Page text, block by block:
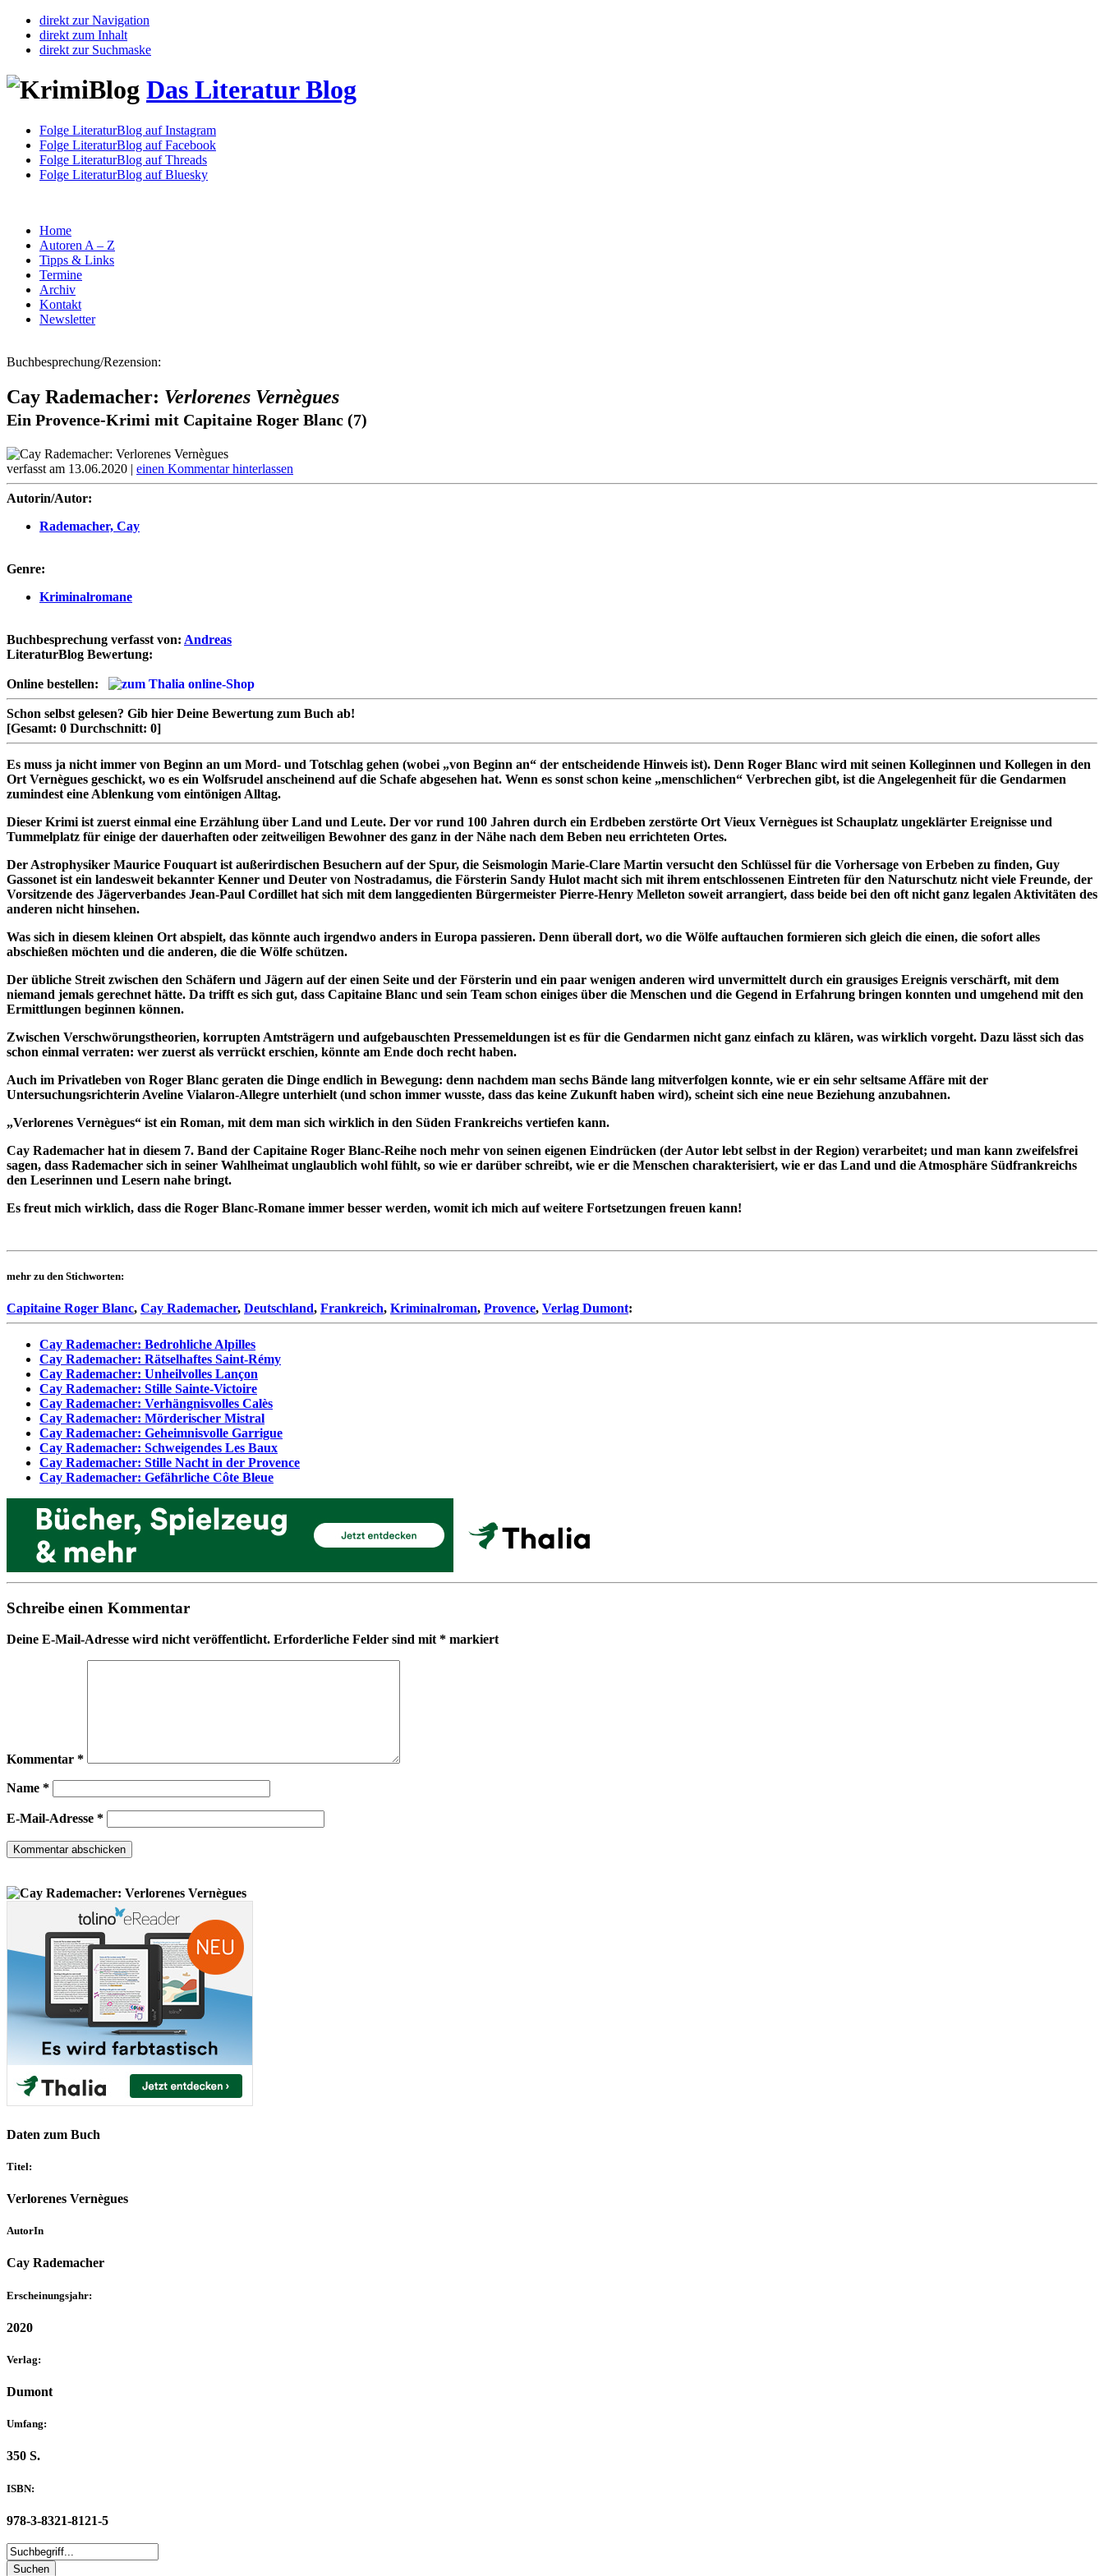
direkt zur Navigation
direkt zum Inhalt
direkt zur Suchmaske
Das Literatur Blog
Folge LiteraturBlog auf Instagram
Folge LiteraturBlog auf Facebook
Folge LiteraturBlog auf Threads
Folge LiteraturBlog auf Bluesky
Home
Autoren A – Z
Tipps & Links
Termine
Archiv
Kontakt
Newsletter
Buchbesprechung/Rezension:
Cay Rademacher: Verlorenes Vernègues
Ein Provence-Krimi mit Capitaine Roger Blanc (7)
verfasst am 13.06.2020 | einen Kommentar hinterlassen
Autorin/Autor:
Rademacher, Cay
Genre:
Kriminalromane
Buchbesprechung verfasst von: Andreas
LiteraturBlog Bewertung:
Online bestellen:
Schon selbst gelesen? Gib hier Deine Bewertung zum Buch ab!
[Gesamt: 0 Durchschnitt: 0]
Es muss ja nicht immer von Beginn an um Mord- und Totschlag gehen (wobei „von Beginn an“ der entscheidende Hinweis ist). Denn Roger Blanc wird mit seinen Kolleginnen und Kollegen in den
Ort Vernègues geschickt, wo es ein Wolfsrudel anscheinend auf die Schafe abgesehen hat. Wenn es sonst schon keine „menschlichen“ Verbrechen gibt, ist die Angelegenheit für die Gendarmen
zumindest eine Ablenkung vom eintönigen Alltag.
Dieser Krimi ist zuerst einmal eine Erzählung über Land und Leute. Der vor rund 100 Jahren durch ein Erdbeben zerstörte Ort Vieux Vernègues ist Schauplatz ungeklärter Ereignisse und
Tummelplatz für einige der dauerhaften oder zeitweiligen Bewohner des ganz in der Nähe nach dem Beben neu errichteten Ortes.
Der Astrophysiker Maurice Fouquart ist außerirdischen Besuchern auf der Spur, die Seismologin Marie-Clare Martin versucht den Schlüssel für die Vorhersage von Erbeben zu finden, Guy
Gassonet ist ein landesweit bekannter Kenner und Deuter von Nostradamus, die Försterin Sandy Hulot macht sich mit ihrem entschlossenen Eintreten für den Naturschutz nicht viele Freunde, der
Vorsitzende des Jägerverbandes Jean-Paul Cordillet hat sich mit dem langgedienten Bürgermeister Pierre-Henry Melleton soweit arrangiert, dass beide bei den oft nicht ganz legalen Aktivitäten des
anderen nicht hinsehen.
Was sich in diesem kleinen Ort abspielt, das könnte auch irgendwo anders in Europa passieren. Denn überall dort, wo die Wölfe auftauchen formieren sich gleich die einen, die sofort alles
abschießen möchten und die anderen, die die Wölfe schützen.
Der übliche Streit zwischen den Schäfern und Jägern auf der einen Seite und der Försterin und ein paar wenigen anderen wird unvermittelt durch ein grausiges Ereignis verschärft, mit dem
niemand jemals gerechnet hätte. Da trifft es sich gut, dass Capitaine Blanc und sein Team schon einiges über die Menschen und die Gegend in Erfahrung bringen konnten und umgehend mit den
Ermittlungen beginnen können.
Zwischen Verschwörungstheorien, korrupten Amtsträgern und aufgebauschten Pressemeldungen ist es für die Gendarmen nicht ganz einfach zu klären, was wirklich vorgeht. Dazu lässt sich das
schon einmal verraten: wer zuerst als verrückt erschien, könnte am Ende doch recht haben.
Auch im Privatleben von Roger Blanc geraten die Dinge endlich in Bewegung: denn nachdem man sechs Bände lang mitverfolgen konnte, wie er ein sehr seltsame Affäre mit der
Untersuchungsrichterin Aveline Vialaron-Allegre unterhielt (und schon immer wusste, dass das keine Zukunft haben wird), scheint sich eine neue Beziehung anzubahnen.
„Verlorenes Vernègues“ ist ein Roman, mit dem man sich wirklich in den Süden Frankreichs vertiefen kann.
Cay Rademacher hat in diesem 7. Band der Capitaine Roger Blanc-Reihe noch mehr von seinen eigenen Eindrücken (der Autor lebt selbst in der Region) verarbeitet; und man kann zweifelsfrei
sagen, dass Rademacher sich in seiner Wahlheimat unglaublich wohl fühlt, so wie er darüber schreibt, wie er die Menschen charakterisiert, wie er das Land und die Atmosphäre Südfrankreichs
den Leserinnen und Lesern nahe bringt.
Es freut mich wirklich, dass die Roger Blanc-Romane immer besser werden, womit ich mich auf weitere Fortsetzungen freuen kann!
mehr zu den Stichworten:
Capitaine Roger Blanc, Cay Rademacher, Deutschland, Frankreich, Kriminalroman, Provence, Verlag Dumont:
Cay Rademacher: Bedrohliche Alpilles
Cay Rademacher: Rätselhaftes Saint-Rémy
Cay Rademacher: Unheilvolles Lançon
Cay Rademacher: Stille Sainte-Victoire
Cay Rademacher: Verhängnisvolles Calès
Cay Rademacher: Mörderischer Mistral
Cay Rademacher: Geheimnisvolle Garrigue
Cay Rademacher: Schweigendes Les Baux
Cay Rademacher: Stille Nacht in der Provence
Cay Rademacher: Gefährliche Côte Bleue
Schreibe einen Kommentar
Deine E-Mail-Adresse wird nicht veröffentlicht. Erforderliche Felder sind mit* markiert
Kommentar *
Name *
E-Mail-Adresse *
Daten zum Buch
Titel:
Verlorenes Vernègues
AutorIn
Cay Rademacher
Erscheinungsjahr:
2020
Verlag:
Dumont
Umfang:
350 S.
ISBN:
978-3-8321-8121-5